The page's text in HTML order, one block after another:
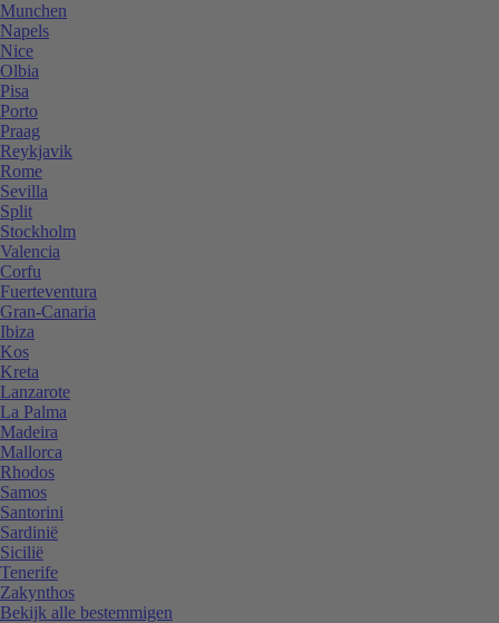
Munchen
Napels
Nice
Olbia
Pisa
Porto
Praag
Reykjavik
Rome
Sevilla
Split
Stockholm
Valencia
Corfu
Fuerteventura
Gran-Canaria
Ibiza
Kos
Kreta
Lanzarote
La Palma
Madeira
Mallorca
Rhodos
Samos
Santorini
Sardinië
Sicilië
Tenerife
Zakynthos
Bekijk alle bestemmigen